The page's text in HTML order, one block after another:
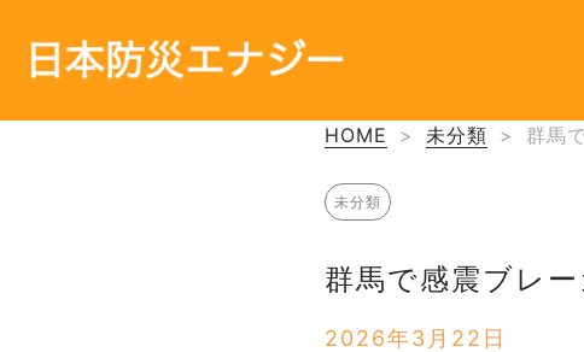
HOME > 未分類 > 群馬
未分類
群馬で感震ブレ
2026年3月22日